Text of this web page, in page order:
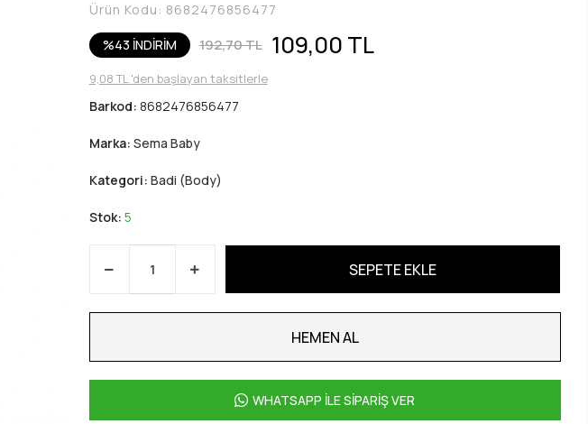
Ürün Kodu: 8682476856477
%43 İNDİRİM 192,70 TL 109,00 TL
9,08 TL 'den başlayan taksitlerle
Barkod: 8682476856477
Marka: Sema Baby
Kategori: Badi (Body)
Stok: 5
SEPETE EKLE
HEMEN AL
WHATSAPP İLE SİPARİŞ VER